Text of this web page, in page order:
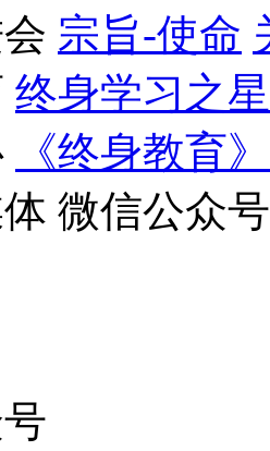
宗旨-使命
终身学习之星
《终身教育》
微信公众号